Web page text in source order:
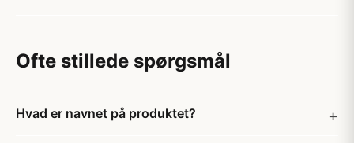
Ofte stillede spørgsmål
Hvad er navnet på produktet?